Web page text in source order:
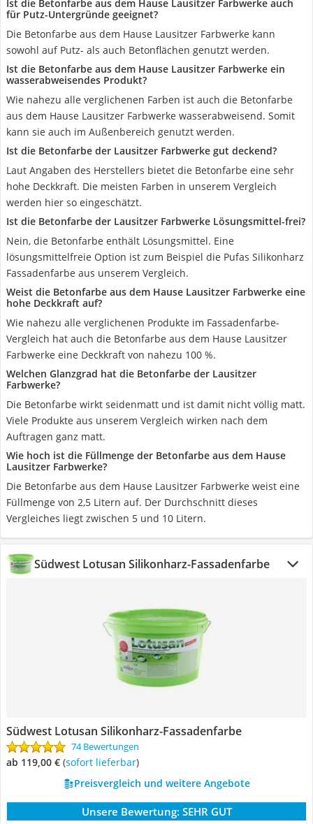
Ist die Betonfarbe aus dem Hause Lausitzer Farbwerke auch
für Putz-Untergründe geeignet?
Die Betonfarbe aus dem Hause Lausitzer Farbwerke kann
sowohl auf Putz- als auch Betonflächen genutzt werden.
Ist die Betonfarbe aus dem Hause Lausitzer Farbwerke ein
wasserabweisendes Produkt?
Wie nahezu alle verglichenen Farben ist auch die Betonfarbe
aus dem Hause Lausitzer Farbwerke wasserabweisend. Somit
kann sie auch im Außenbereich genutzt werden.
Ist die Betonfarbe der Lausitzer Farbwerke gut deckend?
Laut Angaben des Herstellers bietet die Betonfarbe eine sehr
hohe Deckkraft. Die meisten Farben in unserem Vergleich
werden hier so eingeschätzt.
Ist die Betonfarbe der Lausitzer Farbwerke Lösungsmittel-frei?
Nein, die Betonfarbe enthält Lösungsmittel. Eine
lösungsmittelfreie Option ist zum Beispiel die Pufas Silikonharz
Fassadenfarbe aus unserem Vergleich.
Weist die Betonfarbe aus dem Hause Lausitzer Farbwerke eine
hohe Deckkraft auf?
Wie nahezu alle verglichenen Produkte im Fassadenfarbe-
Vergleich hat auch die Betonfarbe aus dem Hause Lausitzer
Farbwerke eine Deckkraft von nahezu 100 %.
Welchen Glanzgrad hat die Betonfarbe der Lausitzer
Farbwerke?
Die Betonfarbe wirkt seidenmatt und ist damit nicht völlig matt.
Viele Produkte aus unserem Vergleich wirken nach dem
Auftragen ganz matt.
Wie hoch ist die Füllmenge der Betonfarbe aus dem Hause
Lausitzer Farbwerke?
Die Betonfarbe aus dem Hause Lausitzer Farbwerke weist eine
Füllmenge von 2,5 Litern auf. Der Durchschnitt dieses
Vergleiches liegt zwischen 5 und 10 Litern.
Südwest Lotusan Silikonharz-Fassadenfarbe
Südwest Lotusan Silikonharz-Fassadenfarbe
74 Bewertungen
ab 119,00 € ( Sofort lieferbar)
Preisvergleich und weitere Angebote
Unsere Bewertung: SEHR GUT